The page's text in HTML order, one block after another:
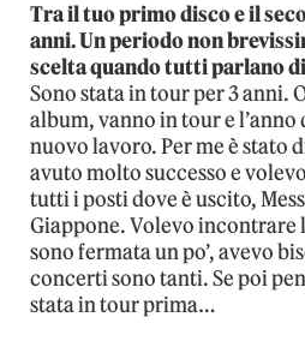
Tra il tuo primo disco e il
anni. Un periodo non
scelta quando tutti parlano
Sono stata in tour per 3 anni.
album, vanno in tour e
nuovo lavoro. Per me è stato
avuto molto successo e
tutti i posti dove è uscito,
Giappone. Volevo incontrare
sono fermata un po’, avevo
concerti sono tanti. Se poi
stata in tour prima…